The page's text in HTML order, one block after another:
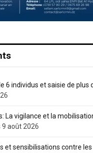
6 individus et saisie de plus
La vigilance et la
9 août 2026
et sensibilisations contre